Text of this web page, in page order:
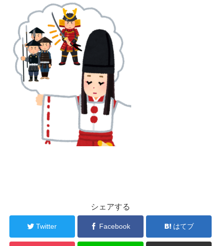
シェアする
Twitter Facebook はてブ